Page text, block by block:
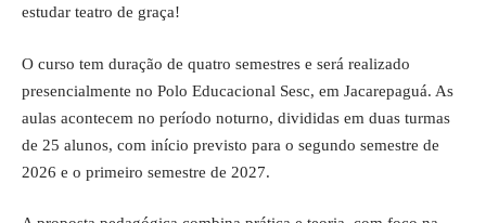
estudar teatro de graça!
O curso tem duração de quatro semestres e será realizado
presencialmente no Polo Educacional Sesc, em Jacarepaguá. As
aulas acontecem no período noturno, divididas em duas turmas
de 25 alunos, com início previsto para o segundo semestre de
2026 e o primeiro semestre de 2027.